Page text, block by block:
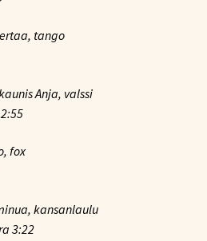
tango
Anja, valssi
fox
kansanlaulu
3:22